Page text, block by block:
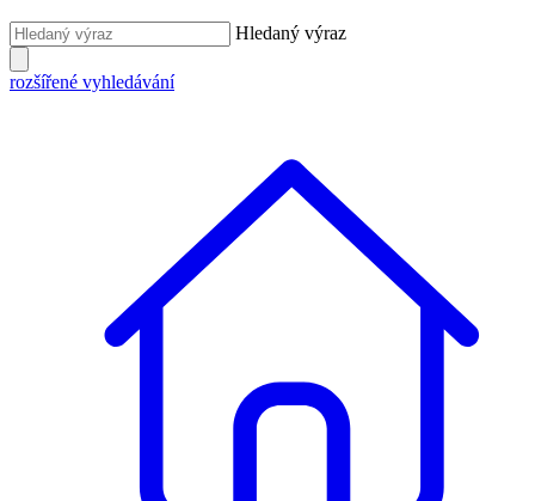
Hledaný výraz
rozšířené vyhledávání